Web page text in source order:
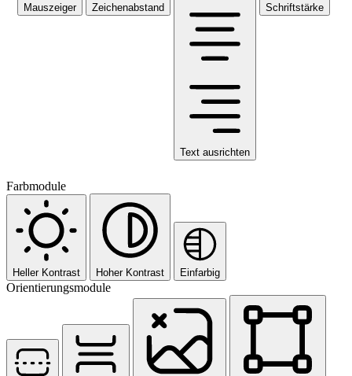
Mauszeiger Zeichenabstand
Text ausrichten
Schriftstärke
Farbmodule
Heller Kontrast Hoher Kontrast Einfarbig
Orientierungsmodule